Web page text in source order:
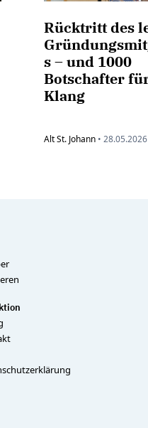
Rücktritt des
s – und 1000
Botschafter
Klang
Alt St. Johann • 28.05.2026